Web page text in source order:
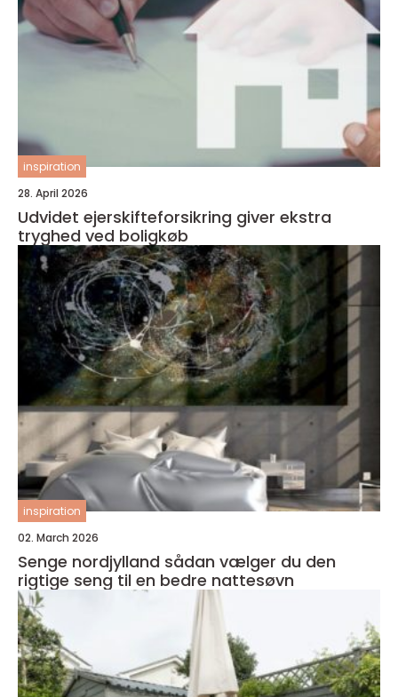
inspiration
28. April 2026
Udvidet ejerskifteforsikring giver ekstra
tryghed ved boligkøb
inspiration
02. March 2026
Senge nordjylland sådan vælger du den
rigtige seng til en bedre nattesøvn